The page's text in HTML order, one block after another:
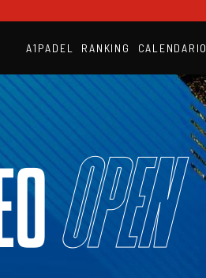
A1PADEL RANKING CALENDARIO
Open